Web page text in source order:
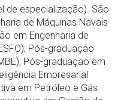
de especialização). São
de Máquinas Navais
em Engenharia de
Pós-graduação
Pós-graduação em
Empresarial
em Petróleo e Gás